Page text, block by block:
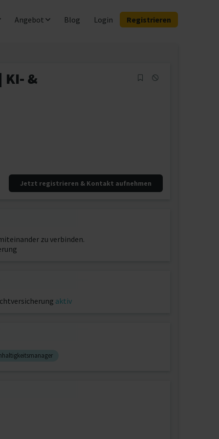
Angebot Blog Login Registrieren
KI- &
Jetzt registrieren & Kontakt aufnehmen
zu verbinden.
aktiv